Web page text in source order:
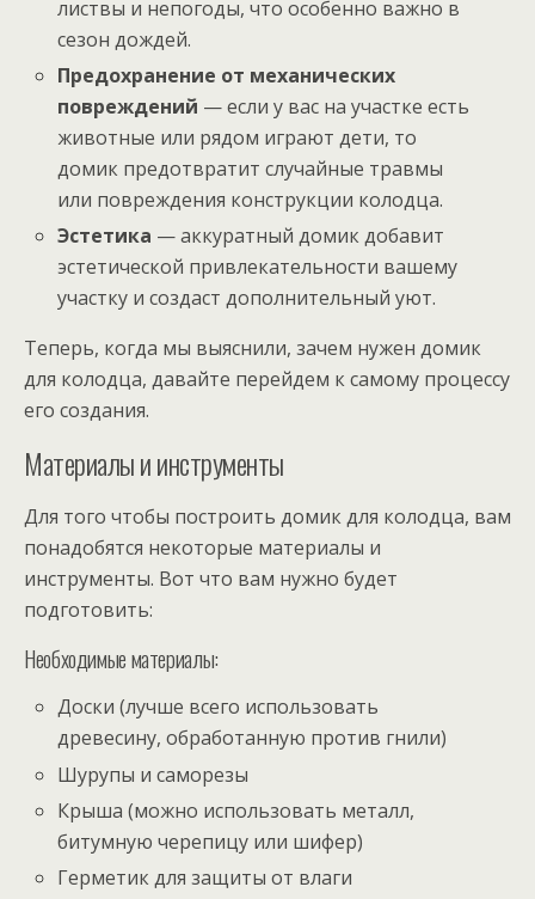
листвы и непогоды, что особенно важно в
сезон дождей.
Предохранение от механических
повреждений — если у вас на участке есть
животные или рядом играют дети, то
домик предотвратит случайные травмы
или повреждения конструкции колодца.
Эстетика — аккуратный домик добавит
эстетической привлекательности вашему
участку и создаст дополнительный уют.
Теперь, когда мы выяснили, зачем нужен домик
для колодца, давайте перейдем к самому процессу
его создания.
Материалы и инструменты
Для того чтобы построить домик для колодца, вам
понадобятся некоторые материалы и
инструменты. Вот что вам нужно будет
подготовить:
Необходимые материалы:
Доски (лучше всего использовать
древесину, обработанную против гнили)
Шурупы и саморезы
Крыша (можно использовать металл,
битумную черепицу или шифер)
Герметик для защиты от влаги